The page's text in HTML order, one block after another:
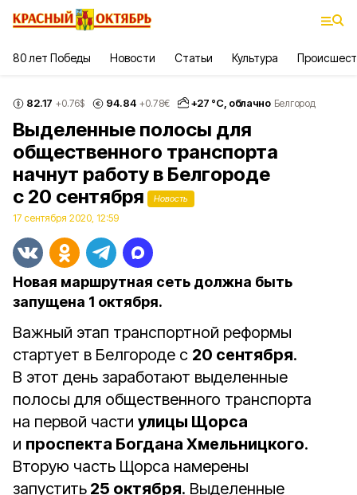
80 лет Победы Новости Статьи Культура
82.17 +0.76$ 94.84 +0.78€ +27 °С, облачно Белгород
Выделенные полосы для
общественного транспорта
начнут работу в Белгороде
с 20 сентября
Новость
17 сентября 2020, 12:59
Новая маршрутная сеть должна быть
запущена 1 октября.
Важный этап транспортной реформы
стартует в Белгороде с 20 сентября.
В этот день заработают выделенные
полосы для общественного транспорта
на первой части улицы Щорса
и проспекта Богдана Хмельницкого.
Вторую часть Щорса намерены
запустить 25 октября. Выделенные